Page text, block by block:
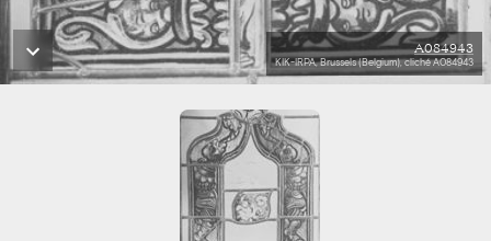
A084943
KIK-IRPA, Brussels (Belgium), cliché A084943